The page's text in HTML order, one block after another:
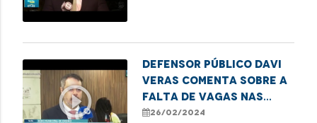
play_circle_outline
Defensor público Davi
Veras comenta sobre a
falta de vagas nas
escolas públicas de
26/02/2024